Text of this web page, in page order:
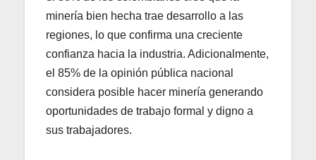
minería bien hecha trae desarrollo a las
regiones, lo que confirma una creciente
confianza hacia la industria. Adicionalmente,
el 85% de la opinión pública nacional
considera posible hacer minería generando
oportunidades de trabajo formal y digno a
sus trabajadores.